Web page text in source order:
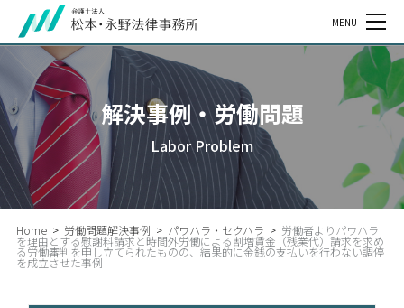
MENU
解決事例・労働問題
Labor Problem
Home > 労働問題解決事例 > パワハラ・セクハラ > 労働者よりパワハラ
を理由とする慰謝料請求と時間外労働による割増賃金（残業代）請求を求め
る労働審判を申し立てられたものの、結果的に金銭の支払いを行わない調停
を成立させた事例